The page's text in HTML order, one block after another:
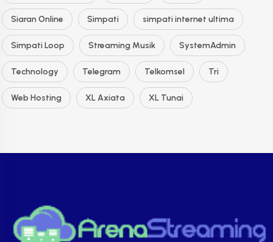
Siaran Online Simpati simpati internet ultima
Simpati Loop Streaming Musik SystemAdmin
Technology Telegram Telkomsel Tri
Web Hosting XL Axiata XL Tunai